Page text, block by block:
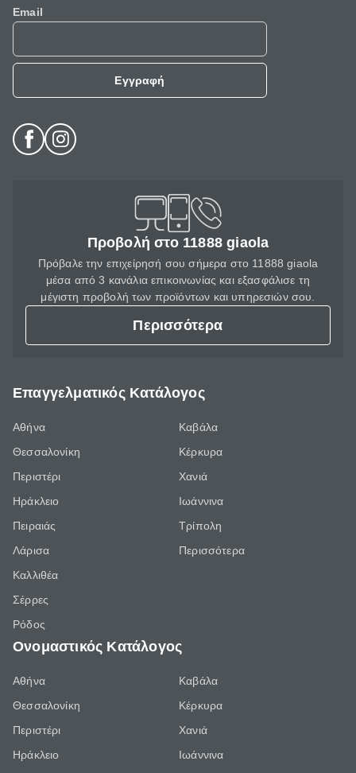
Email
Εγγραφή
Προβολή στο 11888 giaola
Πρόβαλε την επιχείρησή σου σήμερα στο 11888 giaola
μέσα από 3 κανάλια επικοινωνίας και εξασφάλισε τη
μέγιστη προβολή των προϊόντων και υπηρεσιών σου.
Περισσότερα
Επαγγελματικός Κατάλογος
Αθήνα
Θεσσαλονίκη
Περιστέρι
Ηράκλειο
Πειραιάς
Λάρισα
Καλλιθέα
Σέρρες
Ρόδος
Καβάλα
Κέρκυρα
Χανιά
Ιωάννινα
Τρίπολη
Περισσότερα
Ονομαστικός Κατάλογος
Αθήνα
Θεσσαλονίκη
Περιστέρι
Ηράκλειο
Καβάλα
Κέρκυρα
Χανιά
Ιωάννινα